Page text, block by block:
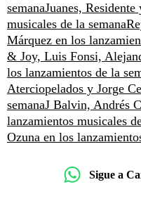
semanaJuanes,
musicales de la semana
Márquez en los
& Joy, Luis Fonsi,
los lanzamientos de la
Aterciopelados y Jorge
semanaJ Balvin, Andrés
lanzamientos musicales
Ozuna en los
Sigue a